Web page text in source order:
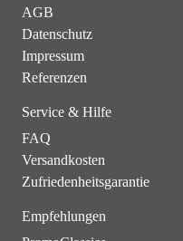
AGB
Datenschutz
Impressum
Referenzen
Service & Hilfe
FAQ
Versandkosten
Zufriedenheitsgarantie
Empfehlungen